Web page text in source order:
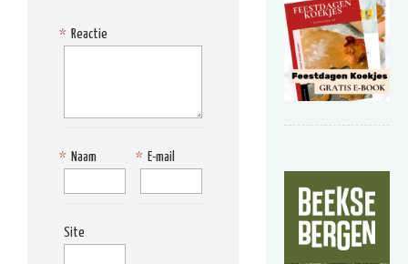
Reactie
*
Naam
* E-mail
*
Site